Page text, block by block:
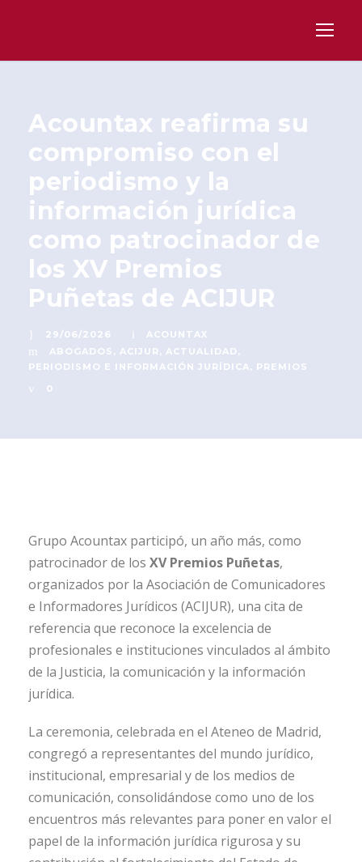
Acountax reafirma su
compromiso con el
periodismo y la
información jurídica
como patrocinador de
los XV Premios
Puñetas de ACIJUR
29/06/2026
ACOUNTAX
ABOGADOS , ACIJUR , ACTUALIDAD ,
PERIODISMO E INFORMACIÓN JURÍDICA, PREMIOS
0
Grupo Acountax participó, un año más, como
patrocinador de los XV Premios Puñetas,
organizados por la Asociación de Comunicadores
e Informadores Jurídicos (ACIJUR), una cita de
referencia que reconoce la excelencia de
profesionales e instituciones vinculados al ámbito
de la Justicia, la comunicación y la información
jurídica.
La ceremonia, celebrada en el Ateneo de Madrid,
congregó a representantes del mundo jurídico,
institucional, empresarial y de los medios de
comunicación, consolidándose como uno de los
encuentros más relevantes para poner en valor el
papel de la información jurídica rigurosa y su